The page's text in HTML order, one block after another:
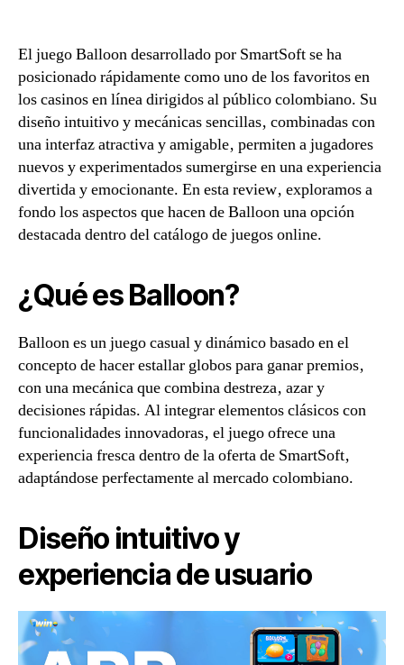
El juego Balloon desarrollado por SmartSoft se ha
posicionado rápidamente como uno de los favoritos en
los casinos en línea dirigidos al público colombiano. Su
diseño intuitivo y mecánicas sencillas‚ combinadas con
una interfaz atractiva y amigable‚ permiten a jugadores
nuevos y experimentados sumergirse en una experiencia
divertida y emocionante. En esta review‚ exploramos a
fondo los aspectos que hacen de Balloon una opción
destacada dentro del catálogo de juegos online.
¿Qué es Balloon?
Balloon es un juego casual y dinámico basado en el
concepto de hacer estallar globos para ganar premios‚
con una mecánica que combina destreza‚ azar y
decisiones rápidas. Al integrar elementos clásicos con
funcionalidades innovadoras‚ el juego ofrece una
experiencia fresca dentro de la oferta de SmartSoft‚
adaptándose perfectamente al mercado colombiano.
Diseño intuitivo y
experiencia de usuario